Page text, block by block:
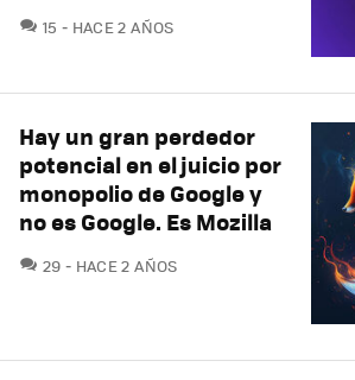
15 COMENTARIOS
HACE 2 AÑOS
Hay un gran perdedor
potencial en el juicio por
monopolio de Google y
no es Google. Es Mozilla
29 COMENTARIOS
HACE 2 AÑOS